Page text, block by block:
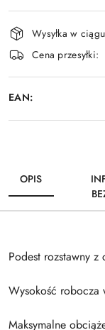
Dostępność
i
dostawa
Wysyłka w
Cena przesyłki:
EAN:
OPIS
Podest rozstawny
Wysokość
Maksymalne